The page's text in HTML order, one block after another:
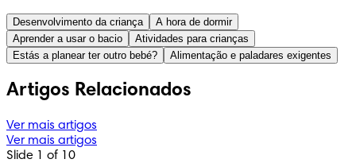
Desenvolvimento da criança
A hora de dormir
Aprender a usar o bacio
Atividades para crianças
Estás a planear ter outro bebé?
Alimentação e paladares exigentes
Artigos Relacionados
Ver mais artigos
Ver mais artigos
Slide 1 of 10